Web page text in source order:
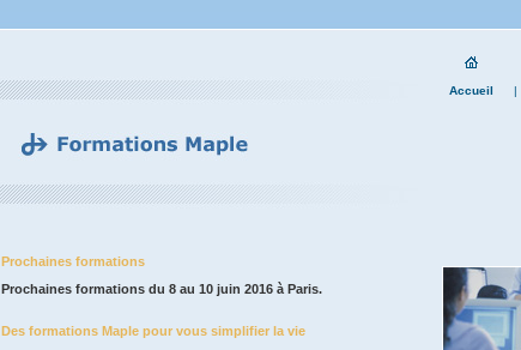
Accueil |
Prochaines formations
Prochaines formations du 8 au 10 juin 2016 à Paris.
Des formations Maple pour vous simplifier la vie